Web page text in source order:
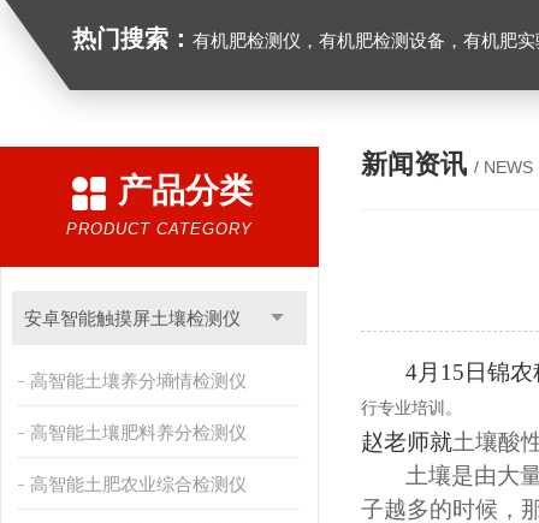
热门搜索： 有机肥检测仪，有机肥检测设备，有机肥实验室设备，生物有
产品分类
PRODUCT CATEGORY
安卓智能触摸屏土壤检测仪
高智能土壤养分墒情检测仪
高智能土壤肥料养分检测仪
高智能土肥农业综合检测仪
新闻资讯 / NEWS
4月 15 日锦农
行专业培训。
赵老师就土壤酸
土壤是由大
子越多的时候，